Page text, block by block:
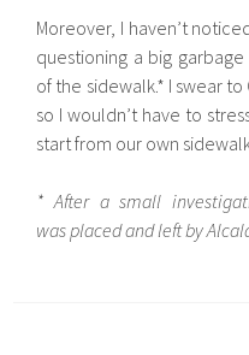
Moreover, I haven’t
questioning a big
of the sidewalk.* I swear
so I wouldn’t have to
start from our own
* After a small
was placed and left by